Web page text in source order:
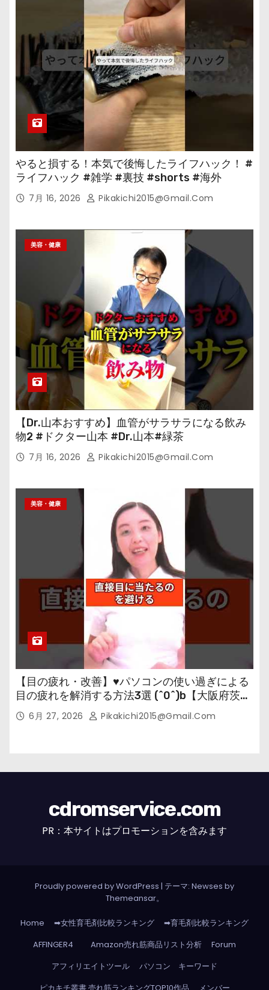
やると損する！本気で後悔したライフハック！ #
ライフハック #雑学 #裏技 #shorts #海外
7月 16, 2026 Pikakichi2015@gmail.com
美容・健康
【Dr.山本おすすめ】血管がサラサラになる飲み
物2 #ドクター山本 #Dr.山本#緑茶
7月 16, 2026 Pikakichi2015@gmail.com
美容・健康
【目の疲れ・改善】♥パソコンの使い過ぎによる
目の疲れを解消する方法3選 (^0^)b【大阪府茨木
市の女性・美容鍼灸・整体師が教えます。】
6月 27, 2026 Pikakichi2015@gmail.com
cdromservice.com
PR：本サイトはプロモーションを含みます
Proudly powered by WordPress | テーマ: Newses by
Themeansar。
Home ➡女性育毛剤比較ランキング
➡育毛剤比較ランキング
AFFINGER4
Amazon売れ筋商品リスト分析
Forum
アフィリエイトツール
パソコン キーワード
ピカキチ叢書 売れ筋ランキングTOP10作品
メンバー